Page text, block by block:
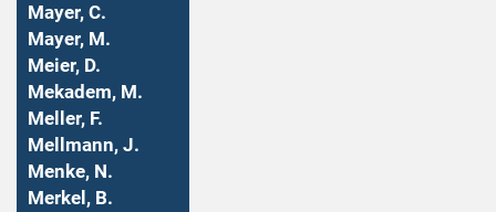
Mayer, C.
Mayer, M.
Meier, D.
Mekadem, M.
Meller, F.
Mellmann, J.
Menke, N.
Merkel, B.